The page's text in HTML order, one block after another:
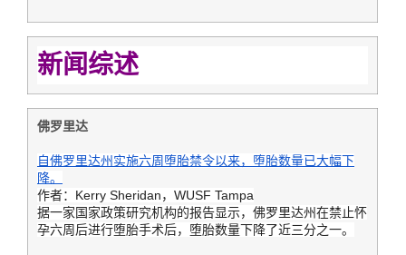
新闻综述
佛罗里达
自佛罗里达州实施六周堕胎禁令以来，堕胎数量已大幅下
降。
作者：Kerry Sheridan，WUSF Tampa
据一家国家政策研究机构的报告显示，佛罗里达州在禁止怀
孕六周后进行堕胎手术后，堕胎数量下降了近三分之一。